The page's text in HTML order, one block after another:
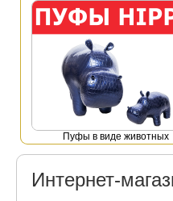
Пуфы в виде животных
Интернет-